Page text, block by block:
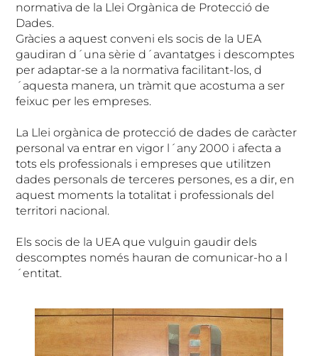
normativa de la Llei Orgànica de Protecció de
Dades.
Gràcies a aquest conveni els socis de la UEA
gaudiran d´una sèrie d´avantatges i descomptes
per adaptar-se a la normativa facilitant-los, d
´aquesta manera, un tràmit que acostuma a ser
feixuc per les empreses.
La Llei orgànica de protecció de dades de caràcter
personal va entrar en vigor l´any 2000 i afecta a
tots els professionals i empreses que utilitzen
dades personals de terceres persones, es a dir, en
aquest moments la totalitat i professionals del
territori nacional.
Els socis de la UEA que vulguin gaudir dels
descomptes només hauran de comunicar-ho a l
´entitat.